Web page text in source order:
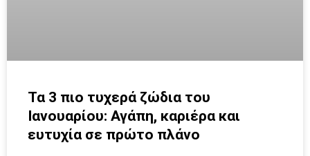
Τα 3 πιο τυχερά ζώδια του
Ιανουαρίου: Αγάπη, καριέρα και
ευτυχία σε πρώτο πλάνο